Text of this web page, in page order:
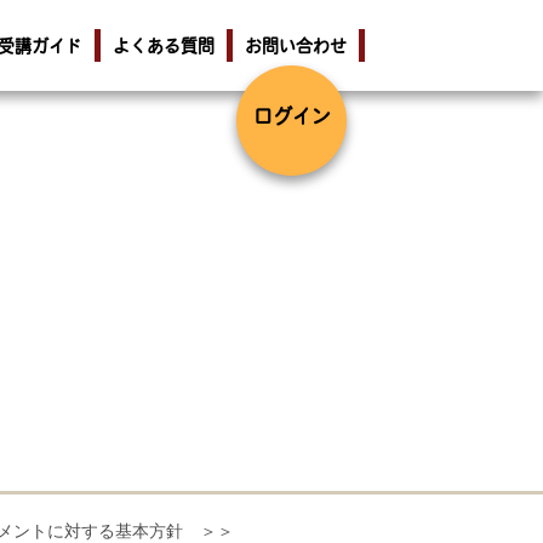
講ガイド よくある質問 お問い合わせ
ログイン
ントに対する基本方針 ＞＞